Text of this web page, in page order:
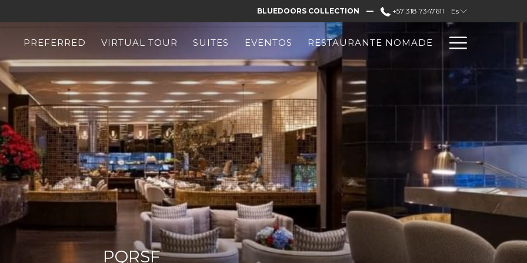
BLUEDOORS COLLECTION — +57 318 7347611 Es
PREFERRED VIRTUAL TOUR SUITES EVENTOS RESTAURANTE NOMADE
Menu
PQRSF